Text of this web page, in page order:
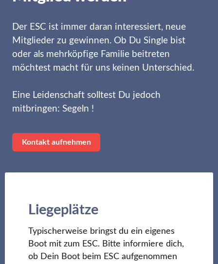
Der ESC ist immer daran interessiert, neue
Mitglieder zu gewinnen. Ob Du Single bist
oder als mehrköpfige Familie beitreten
möchtest macht für uns keinen Unterschied.
Eine Leidenschaft solltest Du jedoch
mitbringen: Segeln !
Kontakt aufnehmen
Liegeplätze
Typischerweise bringst du ein eigenes
Boot mit zum ESC. Bitte informiere dich,
ob Dein Boot beim ESC aufgenommen